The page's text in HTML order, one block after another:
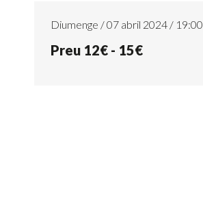
Diumenge / 07 abril 2024 / 19:00
Preu 12€ - 15€